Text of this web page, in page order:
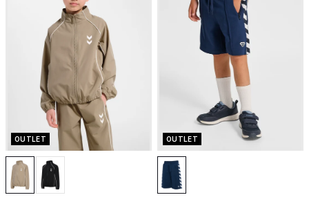
OUTLET OUTLET